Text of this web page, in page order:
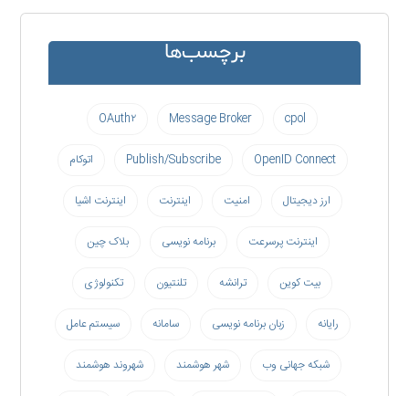
برچسب‌ها
cpol
Message Broker OAuth۲
OpenID Connect
Publish/Subscribe اتوکام
ارز دیجیتال امنیت اینترنت اینترنت اشیا
اینترنت پرسرعت برنامه نویسی بلاک چین
بیت کوین ترانشه تلنتیون تکنولوژی
رایانه زبان برنامه نویسی سامانه سیستم عامل
شبکه جهانی وب شهر هوشمند شهروند هوشمند